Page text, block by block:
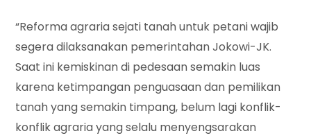
“Reforma agraria sejati tanah untuk petani wajib
segera dilaksanakan pemerintahan Jokowi-JK.
Saat ini kemiskinan di pedesaan semakin luas
karena ketimpangan penguasaan dan pemilikan
tanah yang semakin timpang, belum lagi konflik-
konflik agraria yang selalu menyengsarakan